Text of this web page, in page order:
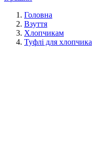
Головна
Взуття
Хлопчикам
Туфлі для хлопчика